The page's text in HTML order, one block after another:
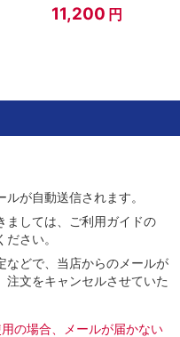
11,200 円
が自動送信されます。
ましては、ご利用ガイドの
ださい。
などで、当店からのメールが
注文をキャンセルさせていた
の場合、メールが届かない